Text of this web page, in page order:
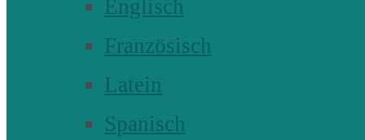
Englisch
Französisch
Latein
Spanisch